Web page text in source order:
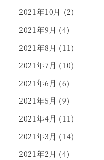
2021年10月 (2)
2021年9月 (4)
2021年8月 (11)
2021年7月 (10)
2021年6月 (6)
2021年5月 (9)
2021年4月 (11)
2021年3月 (14)
2021年2月 (4)